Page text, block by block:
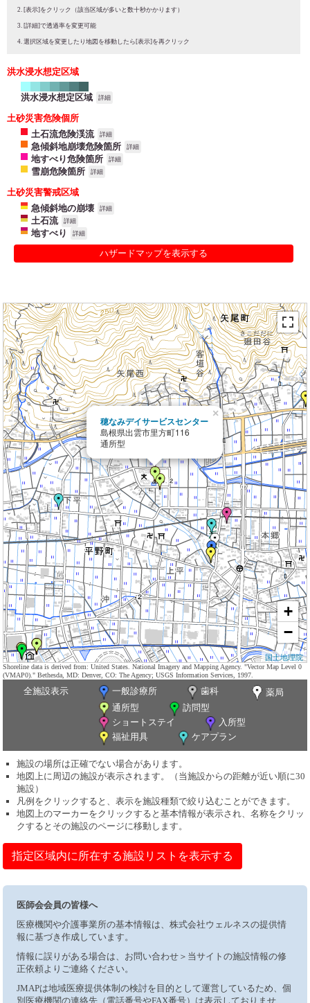
[表示]をクリック（該当区域が多いと数十秒かかります）
[詳細]で透過率を変更可能
選択区域を変更したり地図を移動したら[表示]を再クリック
洪水浸水想定区域
洪水浸水想定区域 詳細
土砂災害危険個所
土石流危険渓流
詳細
急傾斜地崩壊危険箇所 詳細
地すべり危険箇所 詳細
雪崩危険箇所 詳細
土砂災害警戒区域
急傾斜地の崩壊
詳細
土石流 詳細
地すべり 詳細
ハザードマップを表示する
穂なみデイサービスセンター
島根県出雲市里方町116
通所型
×
+
−
国土地理院
Shoreline data is derived from: United States. National Imagery and Mapping Agency. "Vector Map Level 0
(VMAP0)." Bethesda, MD: Denver, CO: The Agency; USGS Information Services, 1997.
全施設表示 一般診療所 歯科
薬局
通所型
訪問型
ショートステイ
入所型
福祉用具
ケアプラン
施設の場所は正確でない場合があります。
地図上に周辺の施設が表示されます。（当施設からの距離が近い順に30
施設）
凡例をクリックすると、表示を施設種類で絞り込むことができます。
地図上のマーカーをクリックすると基本情報が表示され、名称をクリッ
クするとその施設のページに移動します。
指定区域内に所在する施設リストを表示する
医師会会員の皆様へ
医療機関や介護事業所の基本情報は、株式会社ウェルネスの提供情
報に基づき作成しています。
情報に誤りがある場合は、お問い合わせ＞当サイトの施設情報の修
正依頼よりご連絡ください。
JMAPは地域医療提供体制の検討を目的として運営しているため、個
別医療機関の連絡先（電話番号やFAX番号）は表示しておりませ